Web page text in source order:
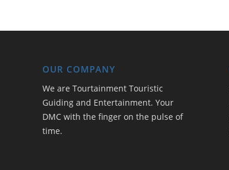
OUR COMPANY
We are Tourtainment Touristic
Guiding and Entertainment. Your
DMC with the finger on the pulse of
time.